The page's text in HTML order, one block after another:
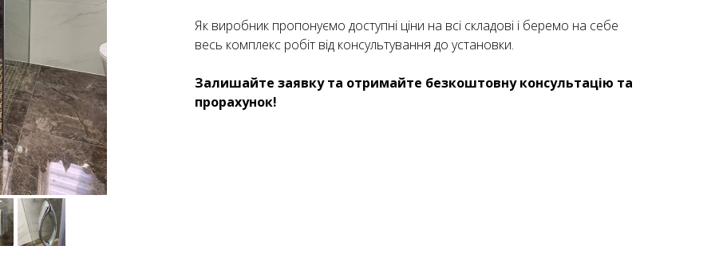
Як виробник пропонуємо доступні ціни на всі складові і беремо на себе
весь комплекс робіт від консультування до установки.
Залишайте заявку та отримайте безкоштовну консультацію та
прорахунок!